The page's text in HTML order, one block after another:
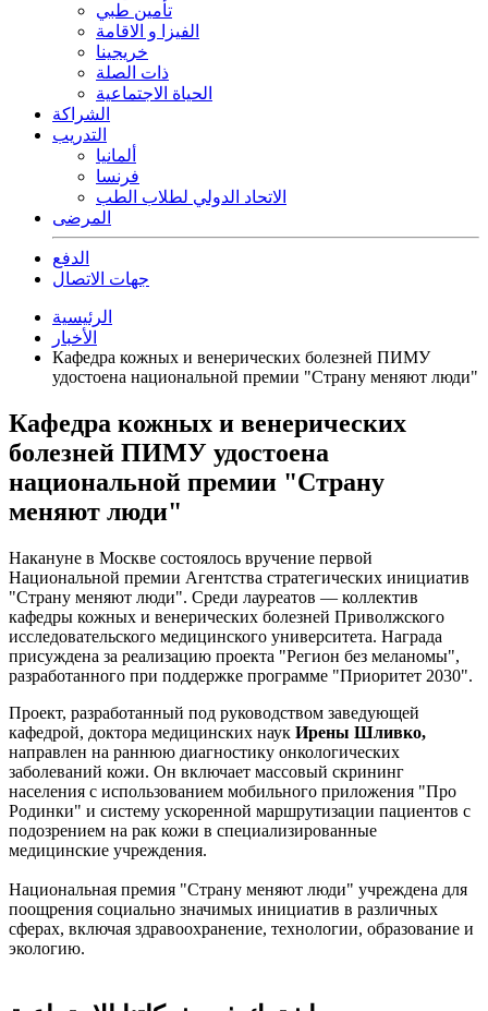
تأمين طبي
الفيزا و الاقامة
خريجينا
ذات الصلة
الحياة الاجتماعية
الشراكة
التدريب
ألمانيا
فرنسا
الاتحاد الدولي لطلاب الطب
المرضى
الدفع
جهات الاتصال
الرئيسية
الأخبار
Кафедра кожных и венерических болезней ПИМУ
удостоена национальной премии "Страну меняют люди"
Кафедра кожных и венерических
болезней ПИМУ удостоена
национальной премии "Страну
меняют люди"
Накануне в Москве состоялось вручение первой
Национальной премии Агентства стратегических инициатив
"Страну меняют люди". Среди лауреатов — коллектив
кафедры кожных и венерических болезней Приволжского
исследовательского медицинского университета. Награда
присуждена за реализацию проекта "Регион без меланомы",
разработанного при поддержке программе "Приоритет 2030".
Проект, разработанный под руководством заведующей
кафедрой, доктора медицинских наук Ирены Шливко,
направлен на раннюю диагностику онкологических
заболеваний кожи. Он включает массовый скрининг
населения с использованием мобильного приложения "Про
Родинки" и систему ускоренной маршрутизации пациентов с
подозрением на рак кожи в специализированные
медицинские учреждения.
Национальная премия "Страну меняют люди" учреждена для
поощрения социально значимых инициатив в различных
сферах, включая здравоохранение, технологии, образование и
экологию.